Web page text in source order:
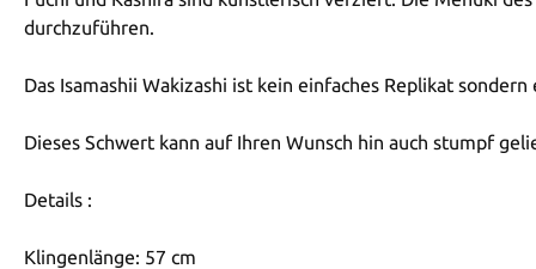
durchzuführen.
Das Isamashii Wakizashi ist kein einfaches Replikat
Dieses Schwert kann auf Ihren Wunsch hin auch stumpf
Details :
Klingenlänge: 57 cm